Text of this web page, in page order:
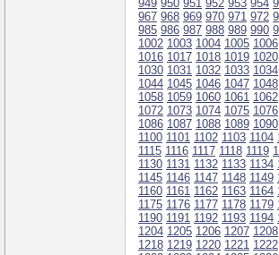
949 950 951 952 953 954
967 968 969 970 971 972
985 986 987 988 989 990
1002 1003 1004 1005 1006
1016 1017 1018 1019 1020
1030 1031 1032 1033 1034
1044 1045 1046 1047 1048
1058 1059 1060 1061 1062
1072 1073 1074 1075 1076
1086 1087 1088 1089 1090
1100 1101 1102 1103 1104
1115 1116 1117 1118 1119
1130 1131 1132 1133 1134
1145 1146 1147 1148 1149
1160 1161 1162 1163 1164
1175 1176 1177 1178 1179
1190 1191 1192 1193 1194
1204 1205 1206 1207 1208
1218 1219 1220 1221 1222